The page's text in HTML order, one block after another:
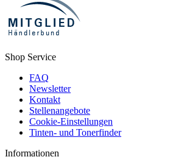
Shop Service
FAQ
Newsletter
Kontakt
Stellenangebote
Cookie-Einstellungen
Tinten- und Tonerfinder
Informationen